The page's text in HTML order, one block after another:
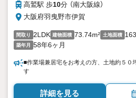
高鷲駅 歩10分 （南大阪線）
大阪府羽曳野市伊賀
間取り 2LDK 建物面積 73.74m² 土地面積
築年月 58年6ヶ月
■作業場兼居宅をお考えの方、土地約５０
す
詳細を見る